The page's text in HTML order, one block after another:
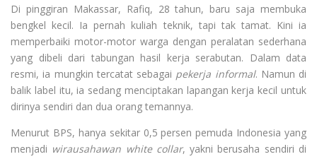
Di pinggiran Makassar, Rafiq, 28 tahun, baru saja membuka
bengkel kecil. Ia pernah kuliah teknik, tapi tak tamat. Kini ia
memperbaiki motor-motor warga dengan peralatan sederhana
yang dibeli dari tabungan hasil kerja serabutan. Dalam data
resmi, ia mungkin tercatat sebagai pekerja informal. Namun di
balik label itu, ia sedang menciptakan lapangan kerja kecil untuk
dirinya sendiri dan dua orang temannya.
Menurut BPS, hanya sekitar 0,5 persen pemuda Indonesia yang
menjadi wirausahawan white collar, yakni berusaha sendiri di